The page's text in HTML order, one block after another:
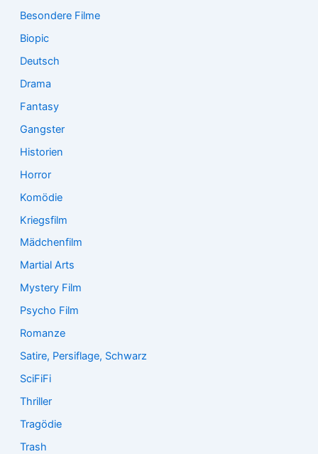
Besondere Filme
Biopic
Deutsch
Drama
Fantasy
Gangster
Historien
Horror
Komödie
Kriegsfilm
Mädchenfilm
Martial Arts
Mystery Film
Psycho Film
Romanze
Satire, Persiflage, Schwarz
SciFiFi
Thriller
Tragödie
Trash